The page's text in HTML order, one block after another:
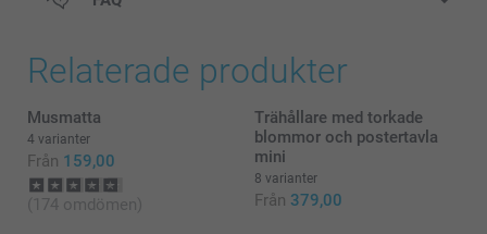
Relaterade produkter
Musmatta
4 varianter
Från 159,00
(174 omdömen)
Trähållare med torkade
blommor och postertavla
mini
8 varianter
Från 379,00